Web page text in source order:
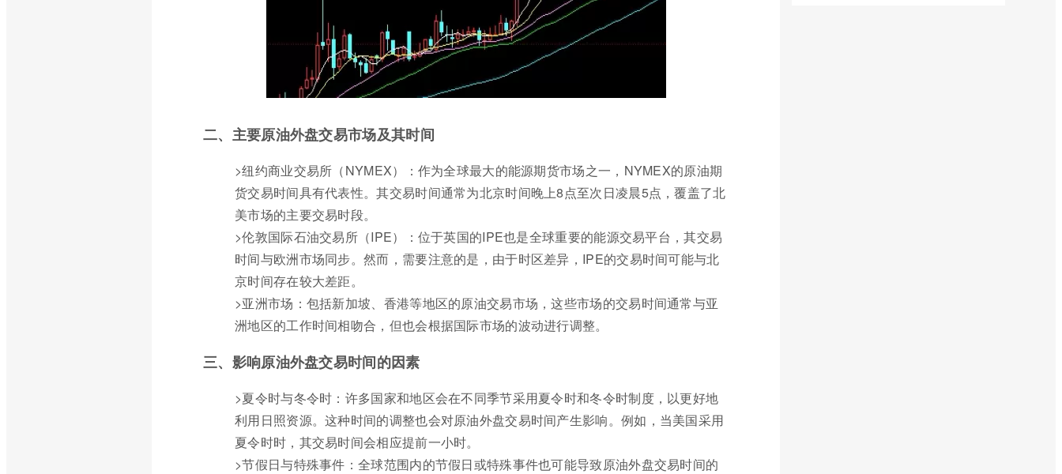
二、主要原油外盘交易市场及其时间
>纽约商业交易所（NYMEX）：作为全球最大的能源期货市场之一，NYMEX的原油期
货交易时间具有代表性。其交易时间通常为北京时间晚上8点至次日凌晨5点，覆盖了北
美市场的主要交易时段。
>伦敦国际石油交易所（IPE）：位于英国的IPE也是全球重要的能源交易平台，其交易
时间与欧洲市场同步。然而，需要注意的是，由于时区差异，IPE的交易时间可能与北
京时间存在较大差距。
>亚洲市场：包括新加坡、香港等地区的原油交易市场，这些市场的交易时间通常与亚
洲地区的工作时间相吻合，但也会根据国际市场的波动进行调整。
三、影响原油外盘交易时间的因素
>夏令时与冬令时：许多国家和地区会在不同季节采用夏令时和冬令时制度，以更好地
利用日照资源。这种时间的调整也会对原油外盘交易时间产生影响。例如，当美国采用
夏令时时，其交易时间会相应提前一小时。
>节假日与特殊事件：全球范围内的节假日或特殊事件也可能导致原油外盘交易时间的